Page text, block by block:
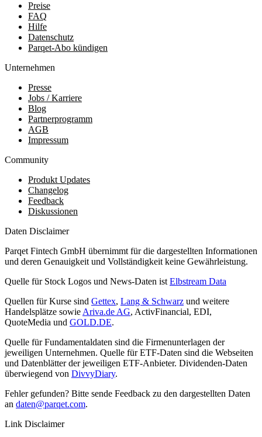
Preise
FAQ
Hilfe
Datenschutz
Parqet-Abo kündigen
Unternehmen
Presse
Jobs / Karriere
Blog
Partnerprogramm
AGB
Impressum
Community
Produkt Updates
Changelog
Feedback
Diskussionen
Daten Disclaimer
Parqet Fintech GmbH übernimmt für die dargestellten Informationen
und deren Genauigkeit und Vollständigkeit keine Gewährleistung.
Quelle für Stock Logos und News-Daten ist Elbstream Data
Quellen für Kurse sind Gettex, Lang & Schwarz und weitere
Handelsplätze sowie Ariva.de AG, ActivFinancial, EDI,
QuoteMedia und GOLD.DE.
Quelle für Fundamentaldaten sind die Firmenunterlagen der
jeweiligen Unternehmen. Quelle für ETF-Daten sind die Webseiten
und Datenblätter der jeweiligen ETF-Anbieter. Dividenden-Daten
überwiegend von DivvyDiary.
Fehler gefunden? Bitte sende Feedback zu den dargestellten Daten
an daten@parqet.com.
Link Disclaimer